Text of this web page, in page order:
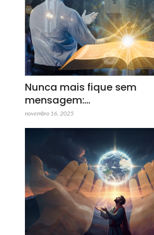
Nunca mais fique sem
mensagem:…
novembro 16, 2025